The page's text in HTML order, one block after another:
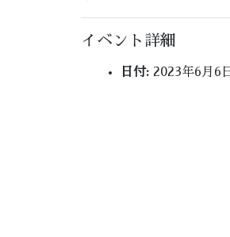
イベント詳細
日付: 2023年6月6